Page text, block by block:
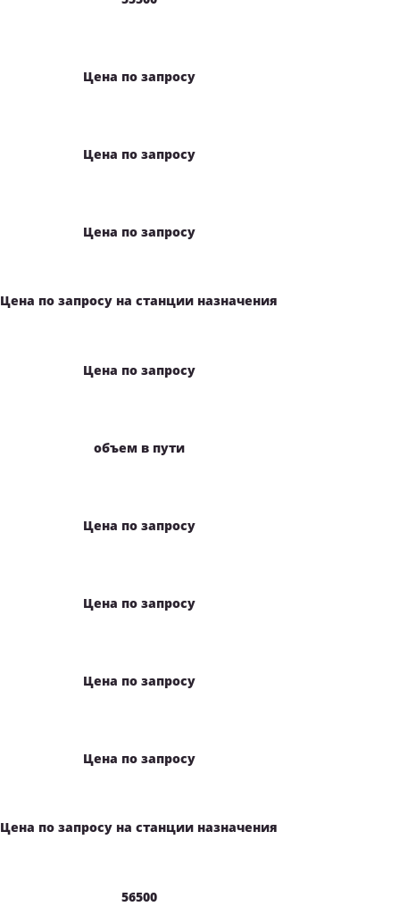
Цена по запросу
Цена по запросу
Цена по запросу
Цена по запросу на станции назначения
Цена по запросу
объем в пути
Цена по запросу
Цена по запросу
Цена по запросу
Цена по запросу
Цена по запросу на станции назначения
56500